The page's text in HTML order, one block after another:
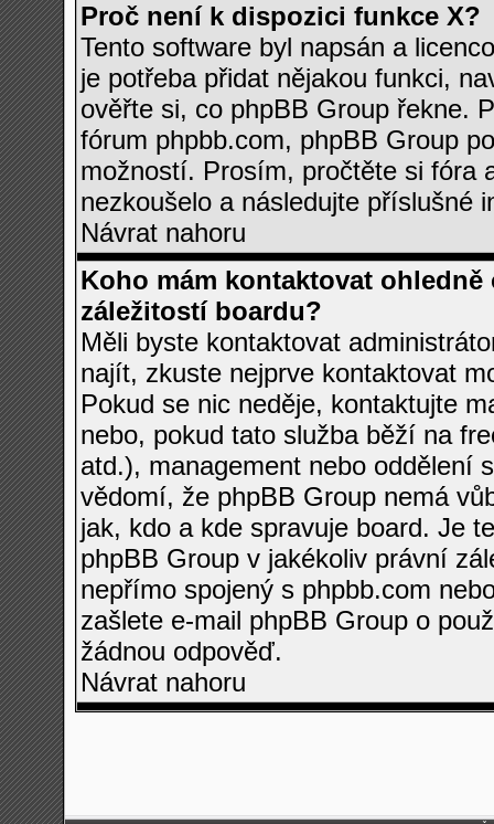
Proč není k dispozici funkce X?
Tento software byl napsán a
je potřeba přidat nějakou funkci,
ověřte si, co phpBB Group řekne.
fórum phpbb.com, phpBB Group
možností. Prosím, pročtěte si fóra
nezkoušelo a následujte příslušné
Návrat nahoru
Koho mám kontaktovat
záležitostí boardu?
Měli byste kontaktovat
najít, zkuste nejprve kontaktovat
Pokud se nic neděje, kontaktujte
nebo, pokud tato služba běží na
atd.), management nebo oddělení
vědomí, že phpBB Group nemá
jak, kdo a kde spravuje board. Je
phpBB Group v jakékoliv právní
nepřímo spojený s phpbb.com
zašlete e-mail phpBB Group o
žádnou odpověď.
Návrat nahoru